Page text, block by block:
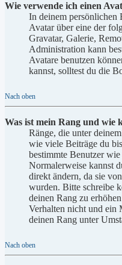
Wie verwende ich einen
In deinem persönlichen
Avatar über eine der
Gravatar, Galerie,
Administration kann
Avatare benutzen
kannst, solltest du die
Nach oben
Was ist mein Rang und wie
Ränge, die unter
wie viele Beiträge du
bestimmte Benutzer
Normalerweise kannst
direkt ändern, da sie
wurden. Bitte schreibe
deinen Rang zu
Verhalten nicht und ein
deinen Rang unter
Nach oben